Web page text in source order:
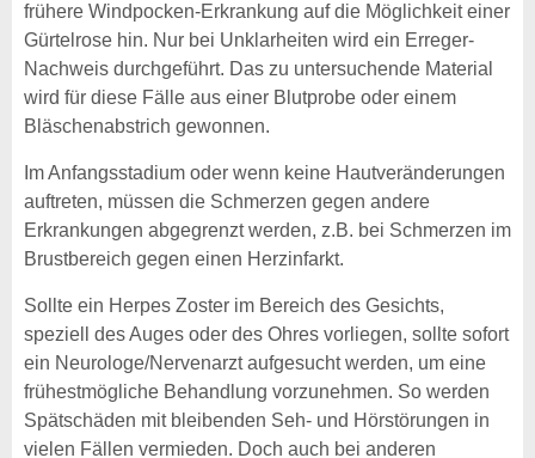
frühere Windpocken-Erkrankung auf die Möglichkeit einer
Gürtelrose hin. Nur bei Unklarheiten wird ein Erreger-
Nachweis durchgeführt. Das zu untersuchende Material
wird für diese Fälle aus einer Blutprobe oder einem
Bläschenabstrich gewonnen.
Im Anfangsstadium oder wenn keine Hautveränderungen
auftreten, müssen die Schmerzen gegen andere
Erkrankungen abgegrenzt werden, z.B. bei Schmerzen im
Brustbereich gegen einen Herzinfarkt.
Sollte ein Herpes Zoster im Bereich des Gesichts,
speziell des Auges oder des Ohres vorliegen, sollte sofort
ein Neurologe/Nervenarzt aufgesucht werden, um eine
frühestmögliche Behandlung vorzunehmen. So werden
Spätschäden mit bleibenden Seh- und Hörstörungen in
vielen Fällen vermieden. Doch auch bei anderen